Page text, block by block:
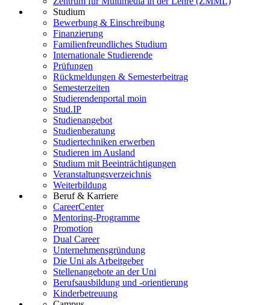
Studium
Bewerbung & Einschreibung
Finanzierung
Familienfreundliches Studium
Internationale Studierende
Prüfungen
Rückmeldungen & Semesterbeitrag
Semesterzeiten
Studierendenportal moin
Stud.IP
Studienangebot
Studienberatung
Studiertechniken erwerben
Studieren im Ausland
Studium mit Beeinträchtigungen
Veranstaltungsverzeichnis
Weiterbildung
Beruf & Karriere
CareerCenter
Mentoring-Programme
Promotion
Dual Career
Unternehmensgründung
Die Uni als Arbeitgeber
Stellenangebote an der Uni
Berufsausbildung und -orientierung
Kinderbetreuung